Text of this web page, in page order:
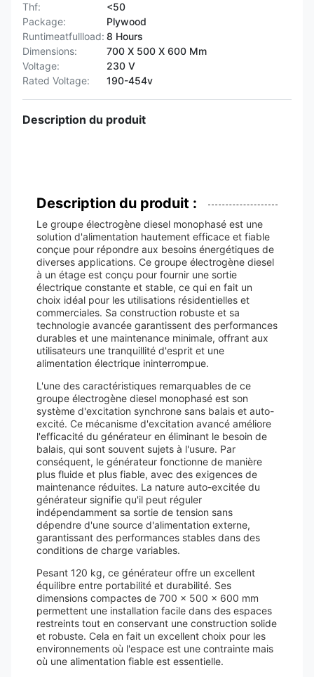
Thf:
<50
Package:
Plywood
Runtimeatfullload: 8 Hours
Dimensions:
700 X 500 X 600 Mm
Voltage:
230 V
Rated Voltage:
190-454v
Description du produit
Description du produit :
Le groupe électrogène diesel monophasé est une
solution d'alimentation hautement efficace et fiable
conçue pour répondre aux besoins énergétiques de
diverses applications. Ce groupe électrogène diesel
à un étage est conçu pour fournir une sortie
électrique constante et stable, ce qui en fait un
choix idéal pour les utilisations résidentielles et
commerciales. Sa construction robuste et sa
technologie avancée garantissent des performances
durables et une maintenance minimale, offrant aux
utilisateurs une tranquillité d'esprit et une
alimentation électrique ininterrompue.
L'une des caractéristiques remarquables de ce
groupe électrogène diesel monophasé est son
système d'excitation synchrone sans balais et auto-
excité. Ce mécanisme d'excitation avancé améliore
l'efficacité du générateur en éliminant le besoin de
balais, qui sont souvent sujets à l'usure. Par
conséquent, le générateur fonctionne de manière
plus fluide et plus fiable, avec des exigences de
maintenance réduites. La nature auto-excitée du
générateur signifie qu'il peut réguler
indépendamment sa sortie de tension sans
dépendre d'une source d'alimentation externe,
garantissant des performances stables dans des
conditions de charge variables.
Pesant 120 kg, ce générateur offre un excellent
équilibre entre portabilité et durabilité. Ses
dimensions compactes de 700 x 500 x 600 mm
permettent une installation facile dans des espaces
restreints tout en conservant une construction solide
et robuste. Cela en fait un excellent choix pour les
environnements où l'espace est une contrainte mais
où une alimentation fiable est essentielle.